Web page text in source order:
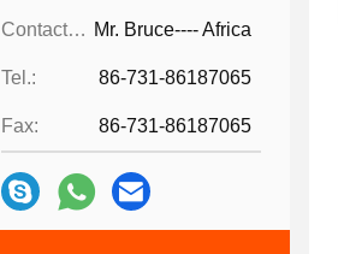
Contacten: Mr. Bruce---- Africa
Tel.: 86-731-86187065
Fax: 86-731-86187065